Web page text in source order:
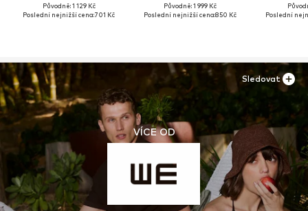
Původně: 1 129 Kč
Poslední nejnižší cena:701 Kč
Původně: 1 999 Kč
Poslední nejnižší cena:850 Kč
Poslední
VÍCE OD
Sledovat